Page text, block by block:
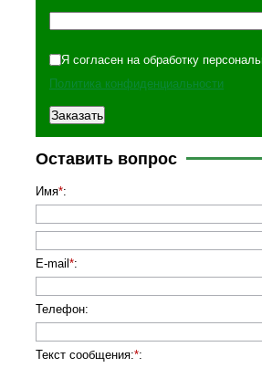
Я согласен на обработку
Политика конфиденциальности
Оставить вопрос
Имя*:
E-mail*:
Телефон:
Текст сообщения:*: